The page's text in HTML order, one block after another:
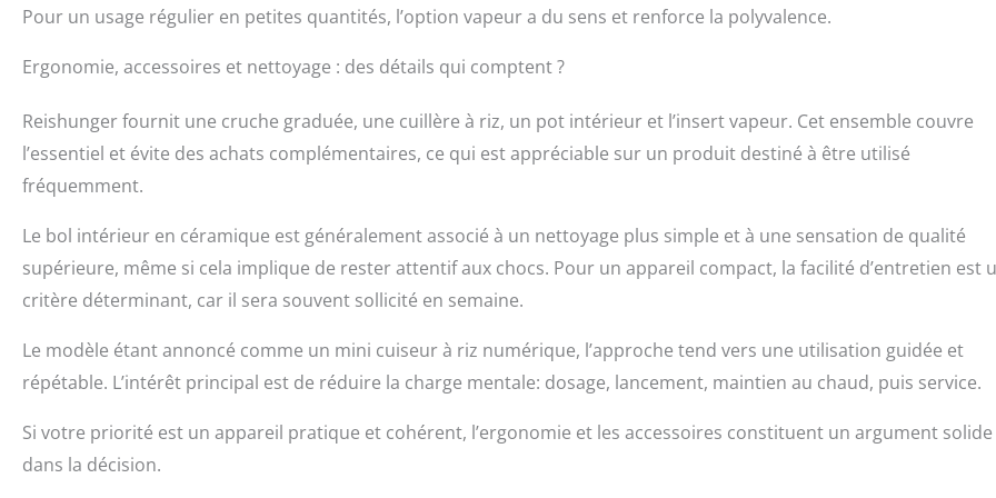
Pour un usage régulier en petites quantités, l’option vapeur a du sens et renforce la polyvalence.
Ergonomie, accessoires et nettoyage : des détails qui comptent ?
Reishunger fournit une cruche graduée, une cuillère à riz, un pot intérieur et l’insert vapeur. Cet ensemble couvre
l’essentiel et évite des achats complémentaires, ce qui est appréciable sur un produit destiné à être utilisé
fréquemment.
Le bol intérieur en céramique est généralement associé à un nettoyage plus simple et à une sensation de qualité
supérieure, même si cela implique de rester attentif aux chocs. Pour un appareil compact, la facilité d’entretien est
critère déterminant, car il sera souvent sollicité en semaine.
Le modèle étant annoncé comme un mini cuiseur à riz numérique, l’approche tend vers une utilisation guidée et
répétable. L’intérêt principal est de réduire la charge mentale: dosage, lancement, maintien au chaud, puis service.
Si votre priorité est un appareil pratique et cohérent, l’ergonomie et les accessoires constituent un argument solide
dans la décision.